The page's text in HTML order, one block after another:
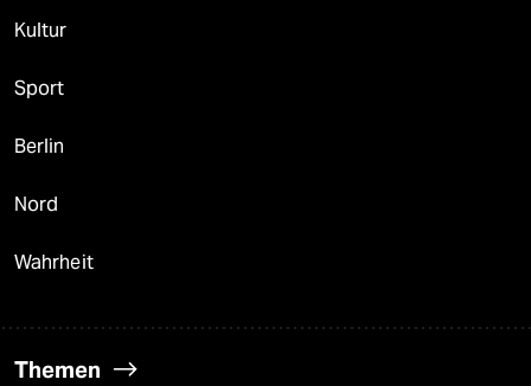
Kultur
Sport
Berlin
Nord
Wahrheit
Themen